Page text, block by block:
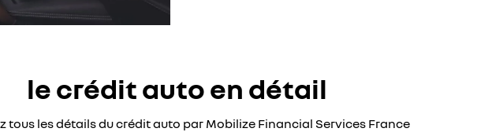
le crédit auto en détail
tous les détails du crédit auto par Mobilize Financial Services France